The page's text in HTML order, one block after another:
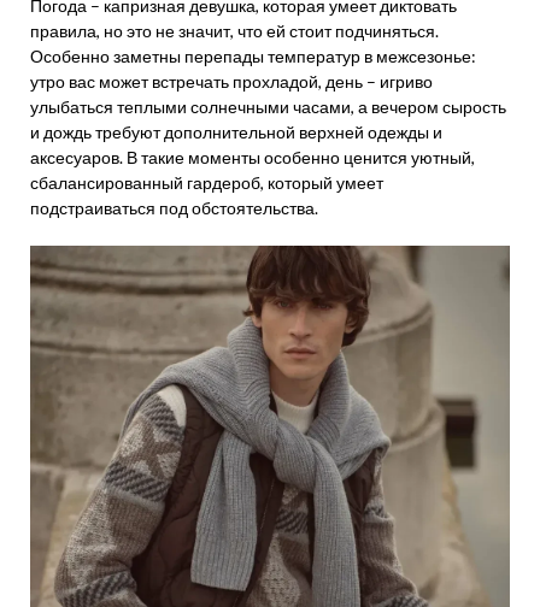
Погода – капризная девушка, которая умеет диктовать
правила, но это не значит, что ей стоит подчиняться.
Особенно заметны перепады температур в межсезонье:
утро вас может встречать прохладой, день – игриво
улыбаться теплыми солнечными часами, а вечером сырость
и дождь требуют дополнительной верхней одежды и
аксесуаров. В такие моменты особенно ценится уютный,
сбалансированный гардероб, который умеет
подстраиваться под обстоятельства.